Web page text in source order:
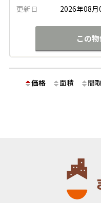
更新日
2026年08月
この
価格 面積 間取